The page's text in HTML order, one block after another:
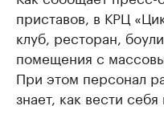
приставов, в КРЦ
клуб, ресторан,
помещения с
При этом персонал
знает, как вести